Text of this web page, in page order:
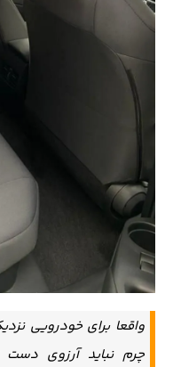
چرم نباید آرزوی دست